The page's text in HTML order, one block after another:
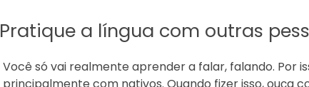
Pratique a língua com outras
Você só vai realmente aprender a falar, falando. Por
principalmente com nativos. Quando fizer isso, ouça